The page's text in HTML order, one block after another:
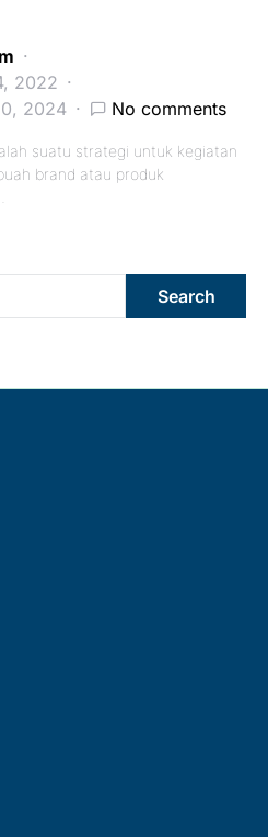
2022
2024
No comments
suatu strategi untuk kegiatan
brand atau produk
Search